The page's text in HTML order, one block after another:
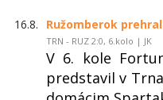
16.8. Ružomberok
TRN - RUZ 2:0, 6.kolo | JK
V 6. kole
predstavil v